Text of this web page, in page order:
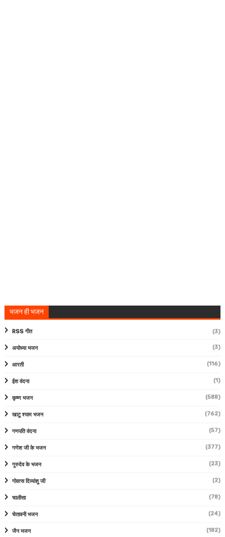
भजन ही भजन
RSS गीत (3)
अयोध्या भजन (3)
आरती (116)
ईश वंदना (1)
कृष्ण भजन (588)
खाटू श्याम भजन (762)
गणपति वंदना (57)
गणेश जी के भजन (377)
गुरुदेव के भजन (23)
गोवत्स दिव्यांशु जी (2)
चालीसा (78)
चेतावनी भजन (24)
जैन भजन (182)